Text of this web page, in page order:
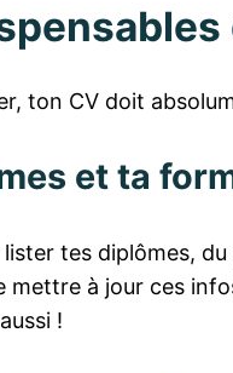
ton CV doit
et ta
tes diplômes,
mettre à jour ces
!